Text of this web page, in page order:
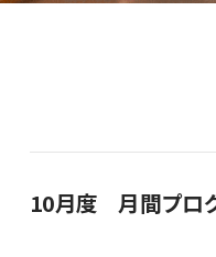
10月度 月間プロ